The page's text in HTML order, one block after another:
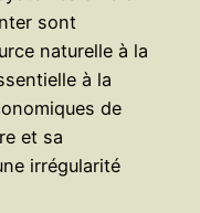
sont
naturelle à la
à la
de
et sa
irrégularité